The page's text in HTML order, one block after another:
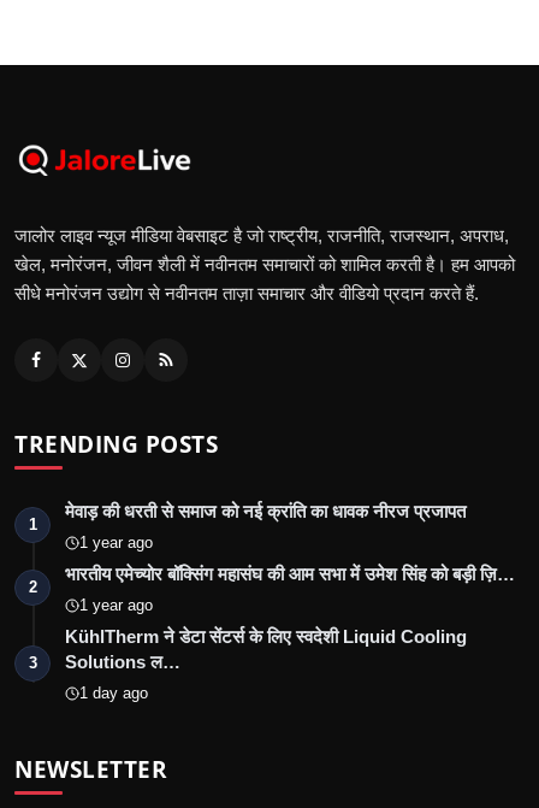
जालोर लाइव न्यूज मीडिया वेबसाइट है जो राष्ट्रीय, राजनीति, राजस्थान, अपराध,
खेल, मनोरंजन, जीवन शैली में नवीनतम समाचारों को शामिल करती है। हम आपको
सीधे मनोरंजन उद्योग से नवीनतम ताज़ा समाचार और वीडियो प्रदान करते हैं.
TRENDING POSTS
1
मेवाड़ की धरती से समाज को नई क्रांति का धावक नीरज प्रजापत
1 year ago
2
भारतीय एमेच्योर बॉक्सिंग महासंघ की आम सभा में उमेश सिंह को बड़ी ज़ि…
1 year ago
3
KühlTherm ने डेटा सेंटर्स के लिए स्वदेशी Liquid Cooling
Solutions ल…
1 day ago
NEWSLETTER